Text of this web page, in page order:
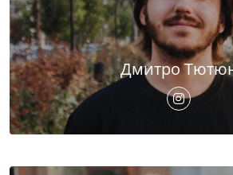
Дмитро